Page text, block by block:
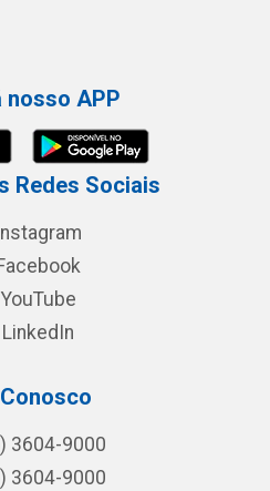
nosso APP
Redes Sociais
Instagram
YouTube
LinkedIn
3604-9000
3604-9000